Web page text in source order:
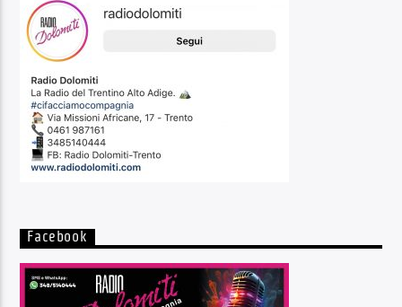
Facebook